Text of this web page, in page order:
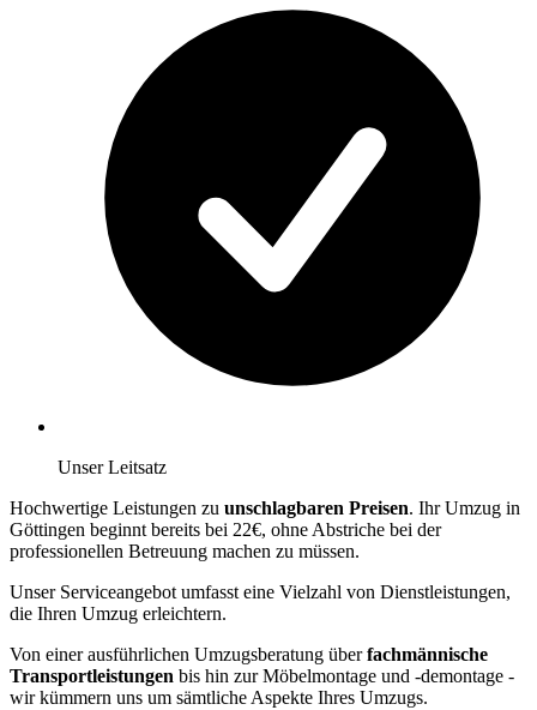
Unser Leitsatz
Hochwertige Leistungen zu unschlagbaren Preisen. Ihr Umzug in
Göttingen beginnt bereits bei 22€, ohne Abstriche bei der
professionellen Betreuung machen zu müssen.
Unser Serviceangebot umfasst eine Vielzahl von Dienstleistungen,
die Ihren Umzug erleichtern.
Von einer ausführlichen Umzugsberatung überfachmännische
Transportleistungen bis hin zur Möbelmontage und -demontage -
wir kümmern uns um sämtliche Aspekte Ihres Umzugs.